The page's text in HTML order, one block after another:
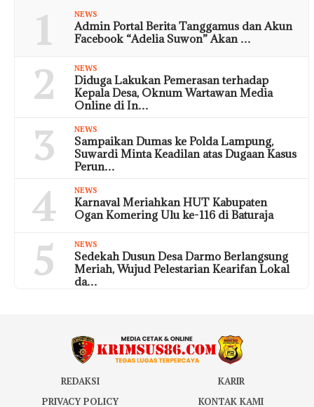
1 NEWS
Admin Portal Berita Tanggamus dan Akun
Facebook “Adelia Suwon” Akan …
2 NEWS
Diduga Lakukan Pemerasan terhadap
Kepala Desa, Oknum Wartawan Media
Online di In…
3 NEWS
Sampaikan Dumas ke Polda Lampung,
Suwardi Minta Keadilan atas Dugaan Kasus
Perun…
4 NEWS
Karnaval Meriahkan HUT Kabupaten
Ogan Komering Ulu ke-116 di Baturaja
5 NEWS
Sedekah Dusun Desa Darmo Berlangsung
Meriah, Wujud Pelestarian Kearifan Lokal
da…
REDAKSI
KARIR
PRIVACY POLICY
KONTAK KAMI